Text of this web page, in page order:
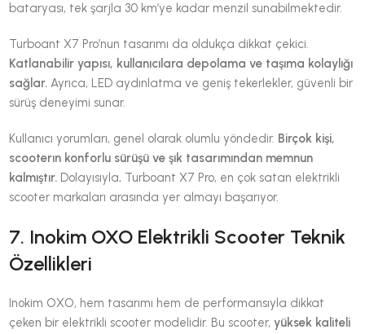
bataryası, tek şarjla 30 km’ye kadar menzil sunabilmektedir.
Turboant X7 Pro’nun tasarımı da oldukça dikkat çekici.
Katlanabilir yapısı, kullanıcılara depolama ve taşıma kolaylığı
sağlar. Ayrıca, LED aydınlatma ve geniş tekerlekler, güvenli bir
sürüş deneyimi sunar.
Kullanıcı yorumları, genel olarak olumlu yöndedir. Birçok kişi,
scooterın konforlu sürüşü ve şık tasarımından memnun
kalmıştır. Dolayısıyla, Turboant X7 Pro, en çok satan elektrikli
scooter markaları arasında yer almayı başarıyor.
7. Inokim OXO Elektrikli Scooter Teknik
Özellikleri
Inokim OXO, hem tasarımı hem de performansıyla dikkat
çeken bir elektrikli scooter modelidir. Bu scooter,yüksek kaliteli